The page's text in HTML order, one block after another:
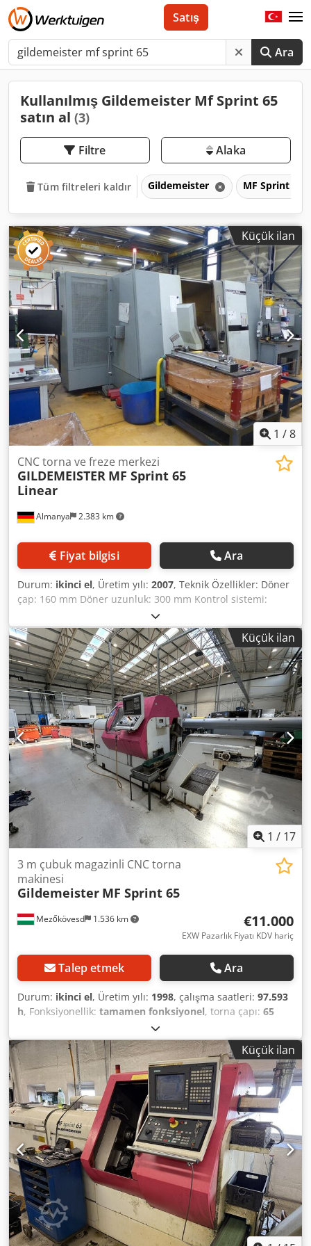
Ara
Satış
Kullanılmış Gildemeister Mf Sprint 65
satın al (3)
Filtre Alaka
Tüm filtreleri kaldır Gildemeister MF Sprint 65
Küçük ilan
1 /8
Almanya 2.383 km
CNC torna ve freze merkezi
GILDEMEISTER MF Sprint 65
Linear
Fiyat bilgisi Ara
Durum: ikinci el, Üretim yılı: 2007, Teknik Özellikler: Döner
çap: 160 mm Döner uzunluk: 300 mm Kontrol sistemi:
Siemens 840D Mil 1 gücü: 22 kW Mil 1 devir sayısı: 5000
dev/dak Mil 1 maks. çubuk çapı: 65 Mil 1 tork: 150 Nm Mil 2
gücü: 16,8 kW Mil 2 devir sayısı: 5000 dev/dak Mil 2 tork:
100 Nm 2. milin hareket mesafesi: W2=690 mm Gerekli
alan yaklaşık: 4,5x2,0x2,3 m Makine ağırlığı yaklaşık: 9 ton
Crsdezd Tcwepfx Ailof Aksesuarlar: Mil 1 mengene Mil 2
mengene Yonga taşıma sistemi Parça toplama ünitesi 3
adet taretli, takım tahrikli, 2 mili ve taretler için iç soğutma
sıvısı beslemesi olan CNC torna merkezi.
Küçük ilan
1 / 17
Mezőkövesd 1.536 km
3 m çubuk magazinli CNC torna
makinesi
Gildemeister MF Sprint 65
€11.000
EXW Pazarlık Fiyatı KDV hariç
Talep etmek Ara
Durum: ikinci el, Üretim yılı: 1998, çalışma saatleri: 97.593
h, Fonksiyonellik: tamamen fonksiyonel, torna çapı: 65
, maksimum mil hızı:
dev/dak, mil hızı (dk.):25 dev/dak, For sale: Gildemeister
MF Sprint 65 CNC turning machine with 3-meter bar
feeder, as shown in the pictures. The machine was
dismantled from our workshop in fully operational
condition. A video of the machine in operation prior to
dismantling can be provided upon request. About five
years ago, the linear guides of the X1 and Z1 slides (main
spindle side) were renewed, including bearings and belts.
Recently, a new HMI interface was installed. Codpowym
Nfefx Ailjrf Detailed specifications and technical data are
available in the attached PDF. TECHNICAL DETAILS Control:
Sinumerik 840C Bar feeder: SIMAG 65.1-3200G, year 1998
Bar length: 3 m Bar diameter / spindle bore: 65 mm Main
drive Drive power: 28 / 21 kW Speed range: 25 – 4,500 rpm
Küçük ilan